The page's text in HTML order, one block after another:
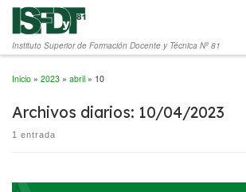
Saltar al contenido
Instituto Superior de Formación Docente y Técnica Nº 81
Inicio » 2023 » abril » 10
Archivos diarios: 10/04/2023
1 entrada